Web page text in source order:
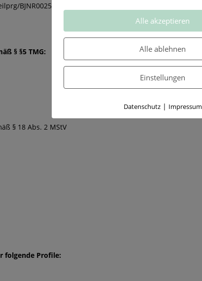
BJNR002510939.html
§ §5 TMG:
§ 18 Abs. 2 MStV
folgende Profile:
Alle akzeptieren
Alle ablehnen
Einstellungen
Datenschutz| Impressum